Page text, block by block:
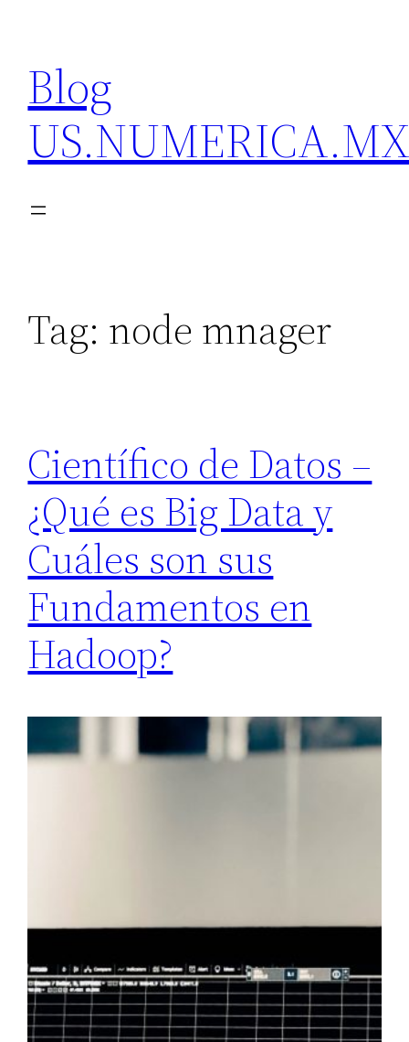
content
Blog
Tag: node mnager
Científico de Datos –
¿Qué es Big Data y
Cuáles son sus
Fundamentos en
Hadoop?